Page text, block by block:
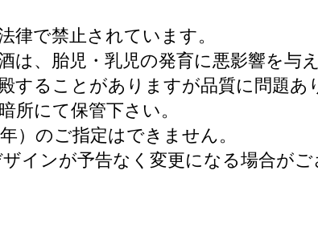
律で禁止されています。
は、胎児・乳児の発育に悪影響を与
することがありますが品質に問題あ
所にて保管下さい。
）のご指定はできません。
インが予告なく変更になる場合がご